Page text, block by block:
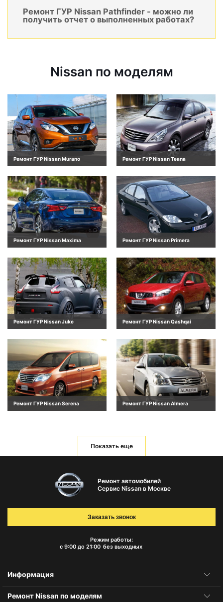
Ремонт ГУР Nissan Pathfinder - можно ли
получить отчет о выполненных работах?
Nissan по моделям
Ремонт ГУР Nissan Murano Ремонт ГУР Nissan Teana
Ремонт ГУР Nissan Maxima Ремонт ГУР Nissan Primera
Ремонт ГУР Nissan Juke Ремонт ГУР Nissan Qashqai
Ремонт ГУР Nissan Serena Ремонт ГУР Nissan Almera
Показать еще
Ремонт автомобилей
Сервис Nissan в Москве
Режим работы:
с 9:00 до 21:00 без выходных
Заказать звонок
Информация
Ремонт Nissan по моделям